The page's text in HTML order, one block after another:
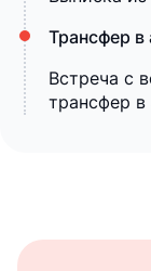
Трансфер в
Встреча с
трансфер в